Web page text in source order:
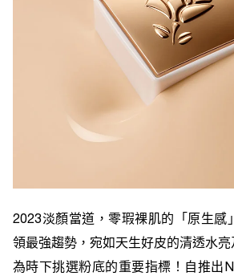
2023淡顏當道，零瑕裸肌的「原生感
領最強趨勢，宛如天生好皮的清透水
為時下挑選粉底的重要指標！自推出